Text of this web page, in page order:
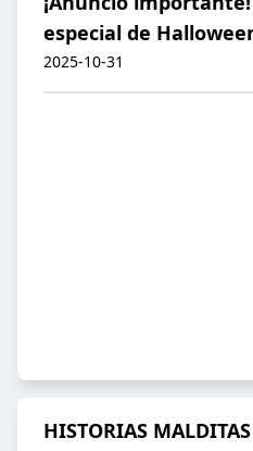
especial de
2025-10-31
HISTORIAS